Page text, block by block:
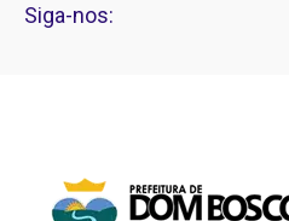
Siga-nos: